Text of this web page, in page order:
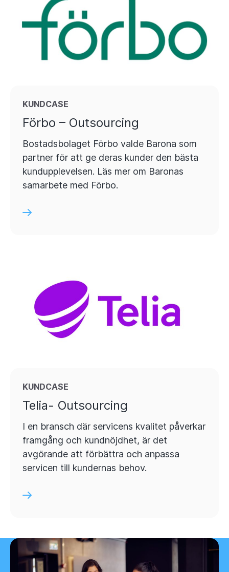
KUNDCASE
Förbo – Outsourcing
Bostadsbolaget Förbo valde Barona som
partner för att ge deras kunder den bästa
kundupplevelsen. Läs mer om Baronas
samarbete med Förbo.
KUNDCASE
Telia- Outsourcing
I en bransch där servicens kvalitet påverkar
framgång och kundnöjdhet, är det
avgörande att förbättra och anpassa
servicen till kundernas behov.